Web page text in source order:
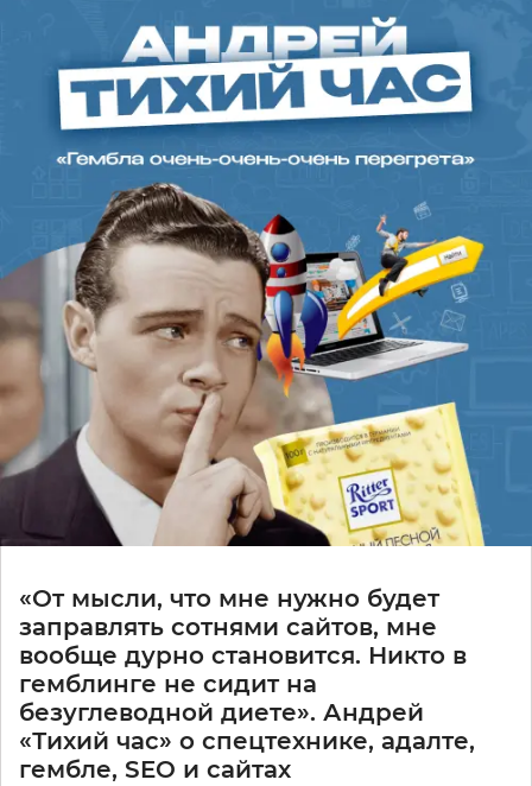
«От мысли, что мне нужно будет
заправлять сотнями сайтов, мне
вообще дурно становится. Никто в
гемблинге не сидит на
безуглеводной диете». Андрей
«Тихий час» о спецтехнике, адалте,
гембле, SEO и сайтах